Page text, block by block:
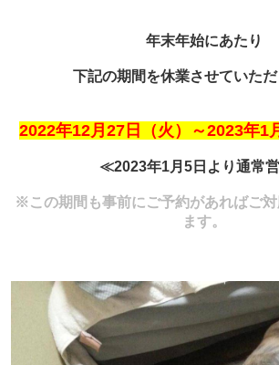
年末年始にあたり
下記の期間を休業させていただ
2022年12月27日（火）～2023年1
≪2023年1月5日より通常
※この期間も事前にご予約があればご対
ます。